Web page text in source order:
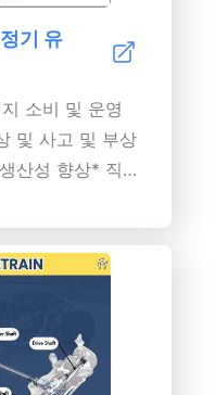
하워 매트릭스
의 잠재력을 발
는 작업을 네
중요한 작업,
작업, 긴급하지
고 긴급하지도
분류하는 데 도
순위를 정하는
성을 높이고 스
니다. 명확한 목
기술 활용 및
매트릭스를 일
인 단계를 탐색
기 유
소비 및 운영
및 사고 및 부상
산성 향상* 직
지속 가능성 노
가치 및 재판매
신뢰 증진 및 주
를 통한 비용 절
와 관련된 비용
공 중단으로 인
자산의 수명을